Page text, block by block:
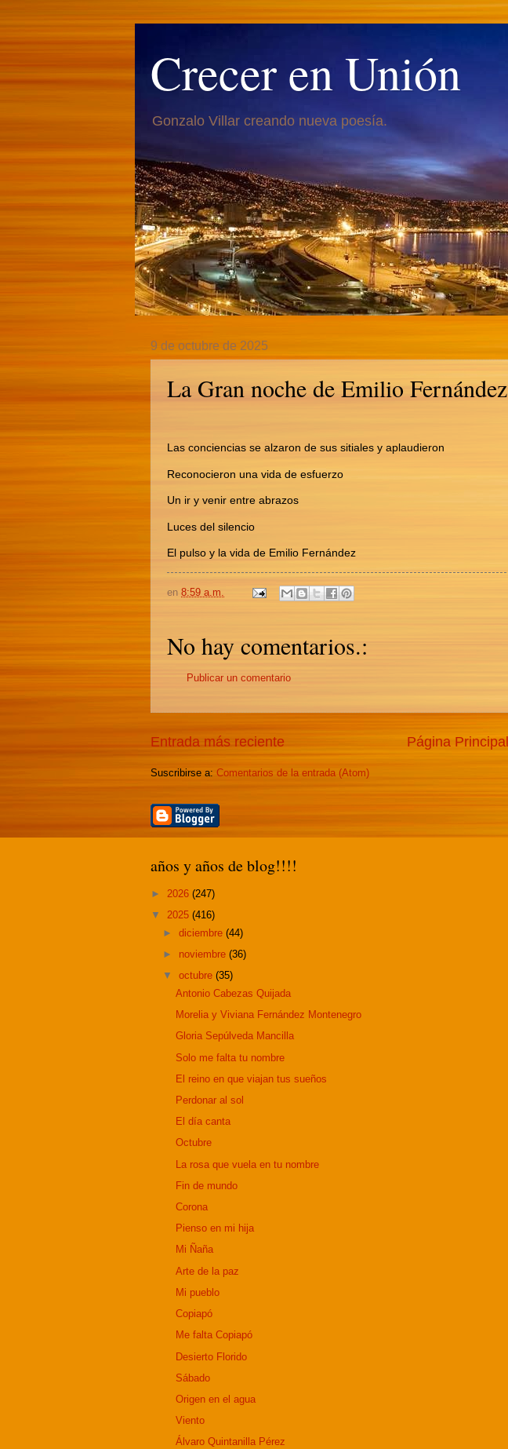
Crecer en Unión
Gonzalo Villar creando nueva poesía.
9 de octubre de 2025
La Gran noche de Emilio Fernández
Las conciencias se alzaron de sus sitiales y aplaudieron
Reconocieron una vida de esfuerzo
Un ir y venir entre abrazos
Luces del silencio
El pulso y la vida de Emilio Fernández
en 8:59 a.m.
No hay comentarios.:
Publicar un comentario
Entrada más reciente Página Principal
Suscribirse a: Comentarios de la entrada (Atom)
años y años de blog!!!!
► 2026 (247)
▼ 2025 (416)
►diciembre(44)
► noviembre(36)
▼octubre(35)
Antonio Cabezas Quijada
Morelia y Viviana Fernández Montenegro
Gloria Sepúlveda Mancilla
Solo me falta tu nombre
El reino en que viajan tus sueños
Perdonar al sol
El día canta
Octubre
La rosa que vuela en tu nombre
Fin de mundo
Corona
Pienso en mi hija
Mi Ñaña
Arte de la paz
Mi pueblo
Copiapó
Me falta Copiapó
Desierto Florido
Sábado
Origen en el agua
Viento
Álvaro Quintanilla Pérez